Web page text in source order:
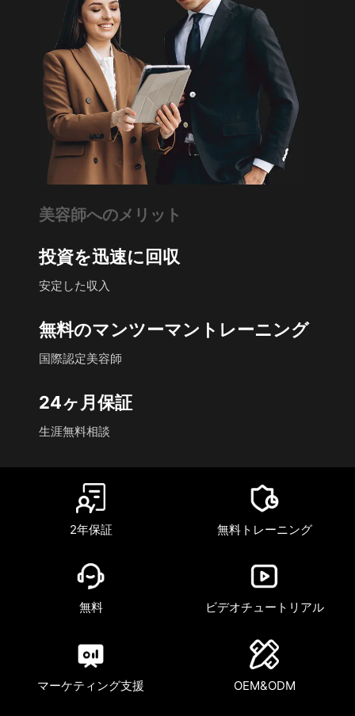
美容師へのメリット
投資を迅速に回収
安定した収入
無料のマンツーマントレーニング
国際認定美容師
24ヶ月保証
生涯無料相談
2年保証 無料トレーニング
無料 ビデオチュートリアル
マーケティング支援 OEM&ODM